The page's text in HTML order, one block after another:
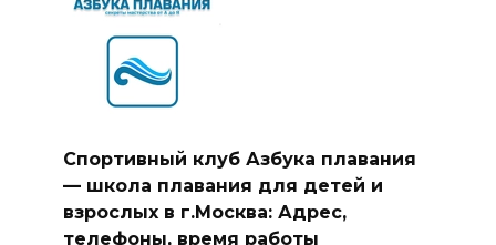
Спортивный клуб Азбука плавания
— школа плавания для детей и
взрослых в г.Москва: Адрес,
телефоны, время работы